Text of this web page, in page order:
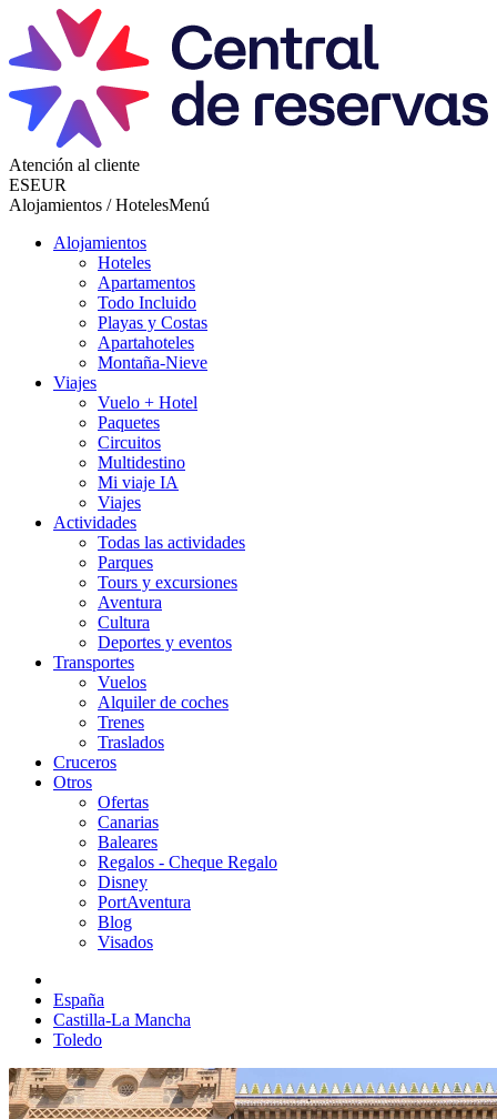
Atención al cliente
ESEUR
Alojamientos / HotelesMenú
Alojamientos
Hoteles
Apartamentos
Todo Incluido
Playas y Costas
Apartahoteles
Montaña-Nieve
Viajes
Vuelo + Hotel
Paquetes
Circuitos
Multidestino
Mi viaje IA
Viajes
Actividades
Todas las actividades
Parques
Tours y excursiones
Aventura
Cultura
Deportes y eventos
Transportes
Vuelos
Alquiler de coches
Trenes
Traslados
Cruceros
Otros
Ofertas
Canarias
Baleares
Regalos - Cheque Regalo
Disney
PortAventura
Blog
Visados
España
Castilla-La Mancha
Toledo